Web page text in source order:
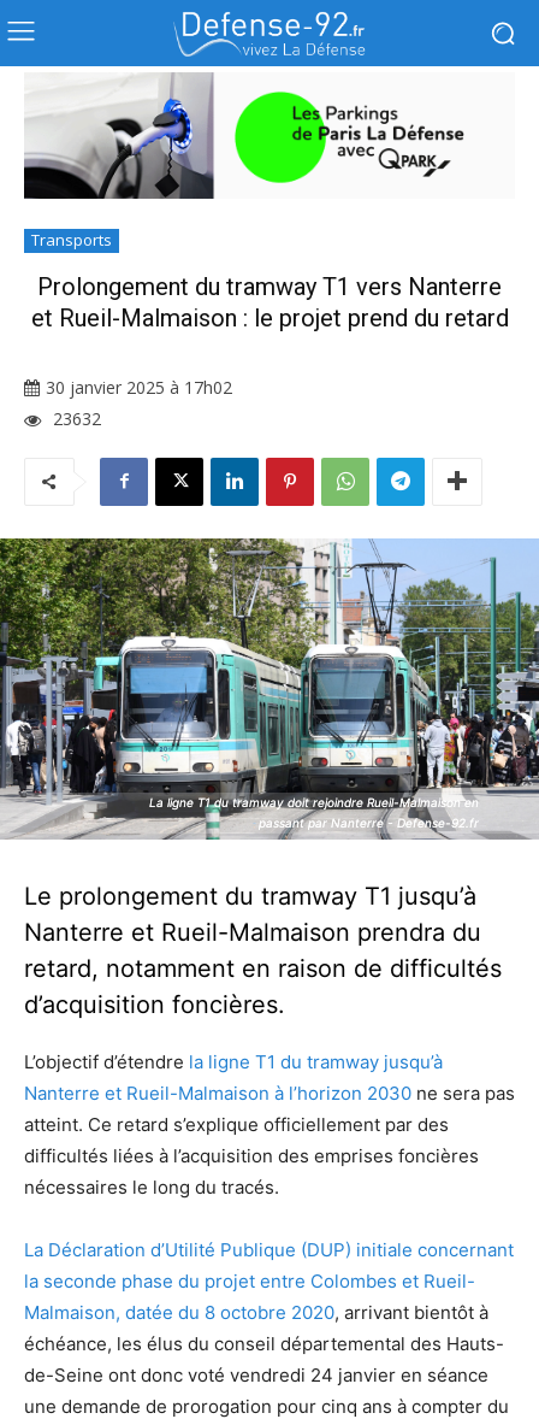
Transports
Prolongement du tramway T1 vers Nanterre
et Rueil-Malmaison : le projet prend du retard
30 janvier 2025 à 17h02
23632
La ligne T1 du tramway doit rejoindre Rueil-Malmaison en
passant par Nanterre - Defense-92.fr
La ligne T1 du tramway doit rejoindre Rueil-Malmaison en
passant par Nanterre - Defense-92.fr
Le prolongement du tramway T1 jusqu’à
Nanterre et Rueil-Malmaison prendra du
retard, notamment en raison de difficultés
d’acquisition foncières.
L’objectif d’étendre la ligne T1 du tramway jusqu’à
Nanterre et Rueil-Malmaison à l’horizon 2030 ne sera pas
atteint. Ce retard s’explique officiellement par des
difficultés liées à l’acquisition des emprises foncières
nécessaires le long du tracés.
La Déclaration d’Utilité Publique (DUP) initiale concernant
la seconde phase du projet entre Colombes et Rueil-
Malmaison, datée du 8 octobre 2020, arrivant bientôt à
échéance, les élus du conseil départemental des Hauts-
de-Seine ont donc voté vendredi 24 janvier en séance
une demande de prorogation pour cinq ans à compter du